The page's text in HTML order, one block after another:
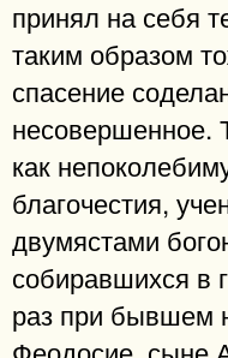
принял на себя
таким образом
спасение
несовершенное.
как
благочестия,
двумястами
собиравшихся в
раз при бывшем